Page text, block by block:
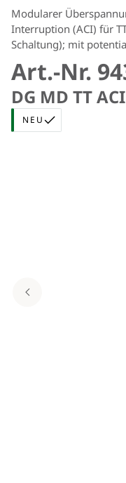
Modularer
Interruption (ACI) für
Schaltung); mit
Art.-Nr.
DG MD TT
NEU